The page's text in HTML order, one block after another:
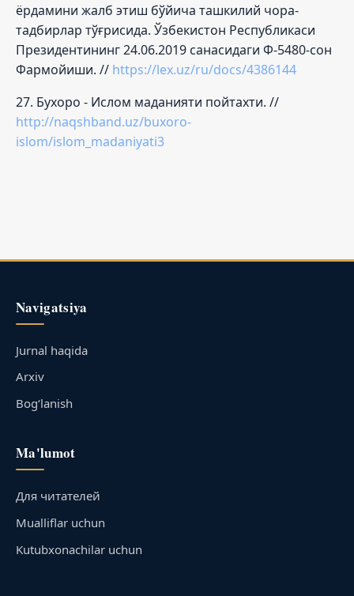
ёрдамини жалб этиш бўйича ташкилий чора-
тадбирлар тўғрисида. Ўзбекистон Республикаси
Президентининг 24.06.2019 санасидаги Ф-5480-сон
Фармойиши. // https://lex.uz/ru/docs/4386144
27. Бухоро - Ислом маданияти пойтахти. //
http://naqshband.uz/buxoro-
islom/islom_madaniyati3
Navigatsiya
Jurnal haqida
Arxiv
Bog‘lanish
Ma'lumot
Для читателей
Mualliflar uchun
Kutubxonachilar uchun